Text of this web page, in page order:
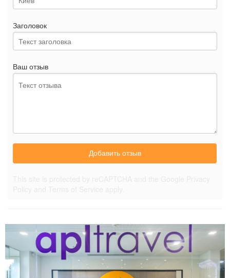
Заголовок
Ваш отзыв
Добавить отзыв